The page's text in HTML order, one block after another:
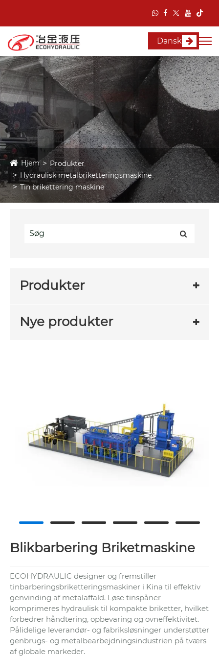
Dansk
Hjem
Produkter
Hydraulisk metalbriketteringsmaskine
Tin brikettering maskine
Produkter
Nye produkter
Blikbarbering Briketmaskine
ECOHYDRAULIC designer og fremstiller
tinbarberingsbriketteringsmaskiner i Kina til effektiv
genvinding af metalaffald. Løse tinspåner
komprimeres hydraulisk til kompakte briketter, hvilket
forbedrer håndtering, opbevaring og ovneffektivitet.
Pålidelige leverandør- og fabriksløsninger understøtter
genbrugs- og metalbearbejdningsindustrien på tværs
af globale markeder.